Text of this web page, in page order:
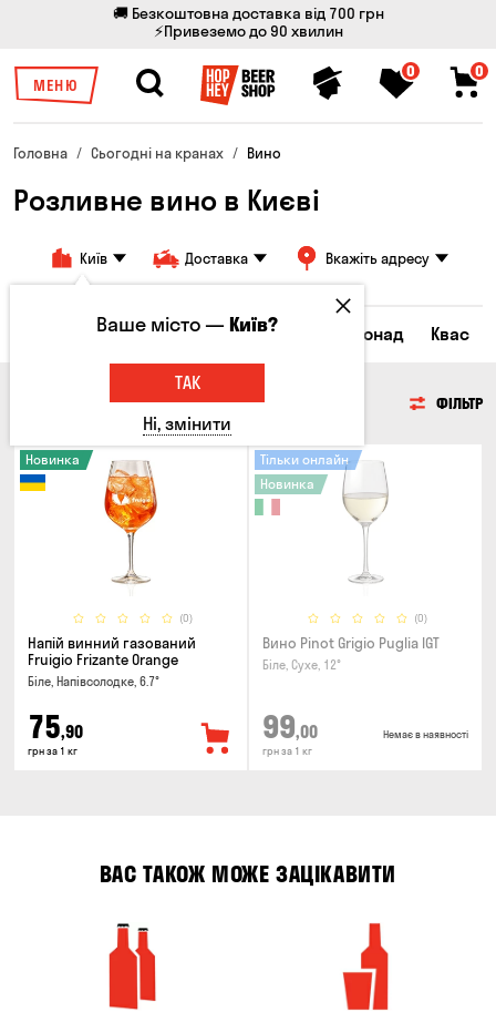
🚚 Безкоштовна доставка від 700 грн
⚡Привеземо до 90 хвилин
МЕНЮ
0 0
Головна Сьогодні на кранах Вино
Розливне вино в Києві
Київ Доставка Вкажіть адресу
Пиво Сидр Вино Лимонад Квас
ФІЛЬТР
(0)
Новинка
Напій винний газований
Fruigio Frizante Orange
Біле, Напівсолодке, 6.7°
75,90
грн за 1 кг
(0)
Тільки онлайн
Новинка
Вино Pinot Grigio Puglia IGT
Біле, Сухе, 12°
99,00
грн за 1 кг
Немає в наявності
ВАС ТАКОЖ МОЖЕ ЗАЦІКАВИТИ
Ваше місто —Київ?
ТАК
Ні, змінити